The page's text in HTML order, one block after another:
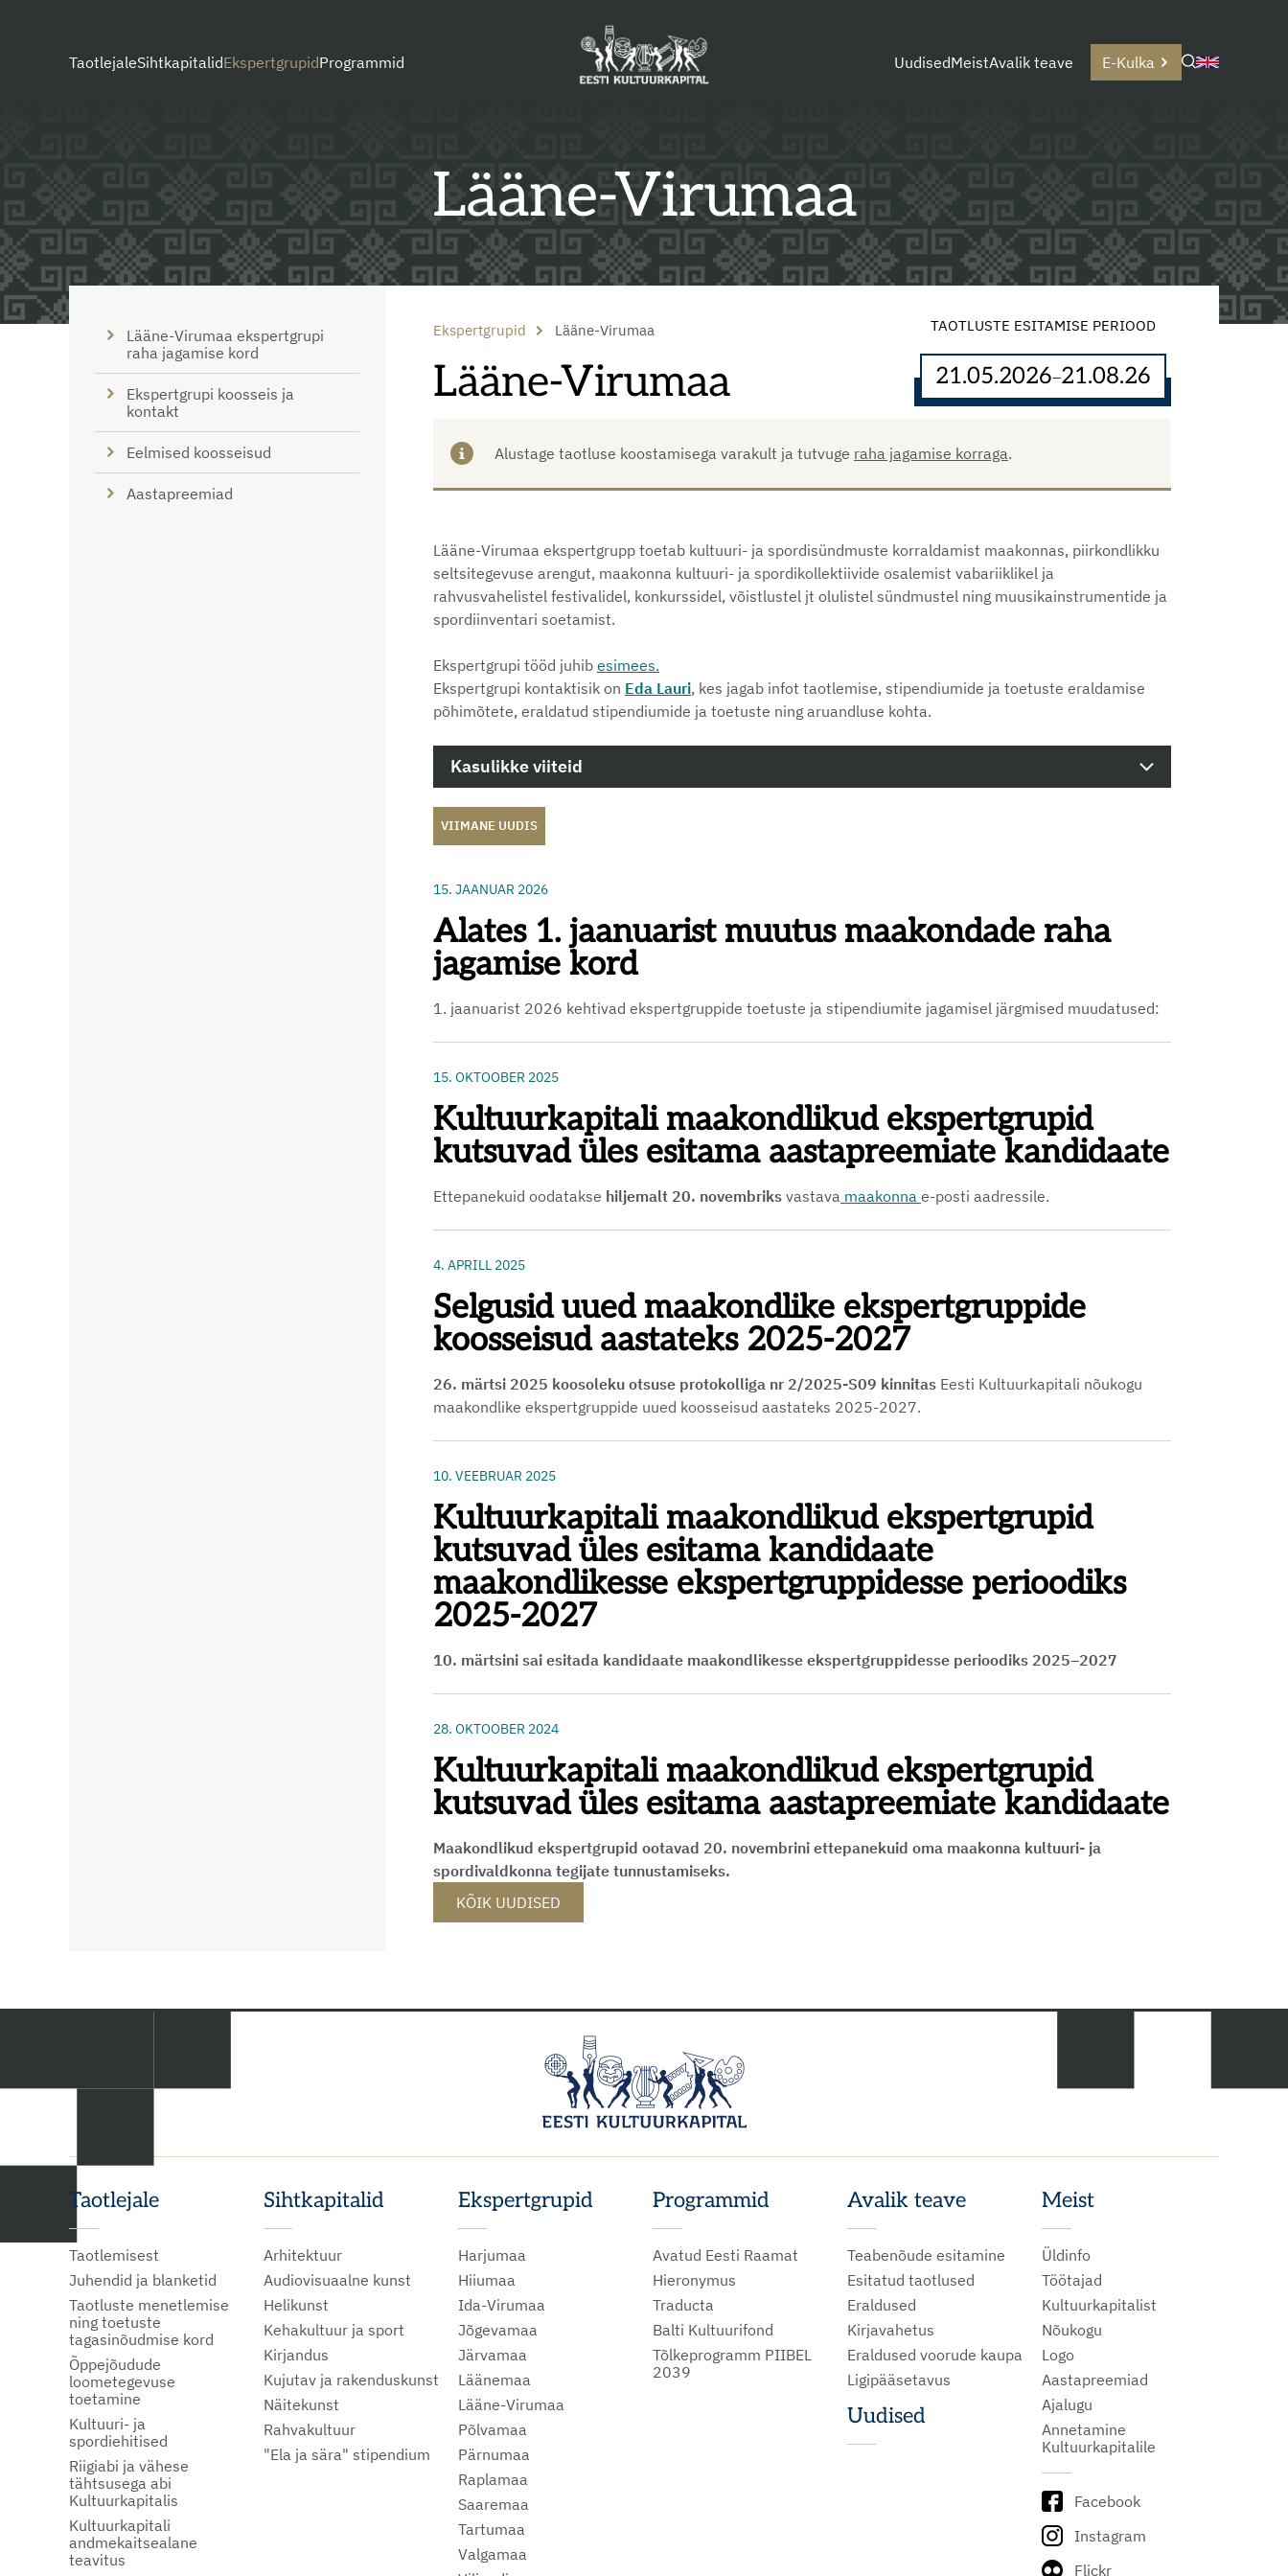
TaotlejaleSihtkapitalidEkspertgrupidProgrammid UudisedMeistAvalik teave E-Kulka
Lääne-Virumaa
Lääne-Virumaa ekspertgrupi
raha jagamise kord
Ekspertgrupi koosseis ja
kontakt
Eelmised koosseisud
Aastapreemiad
Ekspertgrupid Lääne-Virumaa
Lääne-Virumaa
TAOTLUSTE ESITAMISE PERIOOD
21.05.2026–21.08.26
Alustage taotluse koostamisega varakult ja tutvuge raha jagamise korraga.
Lääne-Virumaa ekspertgrupp toetab kultuuri- ja spordisündmuste korraldamist maakonnas, piirkondlikku
seltsitegevuse arengut, maakonna kultuuri- ja spordikollektiivide osalemist vabariiklikel ja
rahvusvahelistel festivalidel, konkurssidel, võistlustel jt olulistel sündmustel ning muusikainstrumentide ja
spordiinventari soetamist.
Ekspertgrupi tööd juhib esimees.
Ekspertgrupi kontaktisik on Eda Lauri, kes jagab infot taotlemise, stipendiumide ja toetuste eraldamise
põhimõtete, eraldatud stipendiumide ja toetuste ning aruandluse kohta.
Kasulikke viiteid
VIIMANE UUDIS
15. JAANUAR 2026
Alates 1. jaanuarist muutus maakondade raha
jagamise kord
1. jaanuarist 2026 kehtivad ekspertgruppide toetuste ja stipendiumite jagamisel järgmised muudatused:
15. OKTOOBER 2025
Kultuurkapitali maakondlikud ekspertgrupid
kutsuvad üles esitama aastapreemiate kandidaate
Ettepanekuid oodatakse hiljemalt 20. novembriks vastava maakonna e-posti aadressile.
4. APRILL 2025
Selgusid uued maakondlike ekspertgruppide
koosseisud aastateks 2025-2027
26. märtsi 2025 koosoleku otsuse protokolliga nr 2/2025-S09 kinnitas Eesti Kultuurkapitali nõukogu
maakondlike ekspertgruppide uued koosseisud aastateks 2025-2027.
10. VEEBRUAR 2025
Kultuurkapitali maakondlikud ekspertgrupid
kutsuvad üles esitama kandidaate
maakondlikesse ekspertgruppidesse perioodiks
2025-2027
10. märtsini sai esitada kandidaate maakondlikesse ekspertgruppidesse perioodiks 2025–2027
28. OKTOOBER 2024
Kultuurkapitali maakondlikud ekspertgrupid
kutsuvad üles esitama aastapreemiate kandidaate
Maakondlikud ekspertgrupid ootavad 20. novembrini ettepanekuid oma maakonna kultuuri- ja
spordivaldkonna tegijate tunnustamiseks.
KÕIK UUDISED
Taotlejale
Taotlemisest
Juhendid ja blanketid
Taotluste menetlemise
ning toetuste
tagasinõudmise kord
Õppejõudude
loometegevuse
toetamine
Kultuuri- ja
spordiehitised
Riigiabi ja vähese
tähtsusega abi
Kultuurkapitalis
Kultuurkapitali
andmekaitsealane
teavitus
Sihtkapitalid
Arhitektuur
Audiovisuaalne kunst
Helikunst
Kehakultuur ja sport
Kirjandus
Kujutav ja rakenduskunst
Näitekunst
Rahvakultuur
"Ela ja sära" stipendium
Ekspertgrupid
Harjumaa
Hiiumaa
Ida-Virumaa
Jõgevamaa
Järvamaa
Läänemaa
Lääne-Virumaa
Põlvamaa
Pärnumaa
Raplamaa
Saaremaa
Tartumaa
Valgamaa
Programmid
Avatud Eesti Raamat
Hieronymus
Traducta
Balti Kultuurifond
Tõlkeprogramm PIIBEL
2039
Avalik teave
Teabenõude esitamine
Esitatud taotlused
Eraldused
Kirjavahetus
Eraldused voorude kaupa
Ligipääsetavus
Uudised
Meist
Üldinfo
Töötajad
Kultuurkapitalist
Nõukogu
Logo
Aastapreemiad
Ajalugu
Annetamine
Kultuurkapitalile
Facebook
Instagram
Flickr